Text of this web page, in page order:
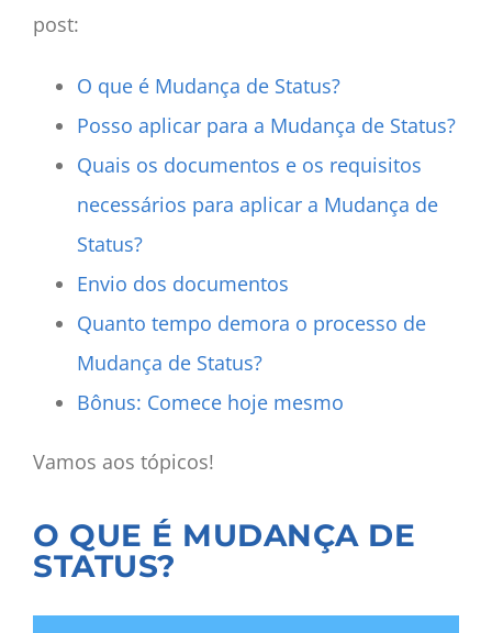
post:
O que é Mudança de Status?
Posso aplicar para a Mudança de Status?
Quais os documentos e os requisitos
necessários para aplicar a Mudança de
Status?
Envio dos documentos
Quanto tempo demora o processo de
Mudança de Status?
Bônus: Comece hoje mesmo
Vamos aos tópicos!
O QUE É MUDANÇA DE
STATUS?